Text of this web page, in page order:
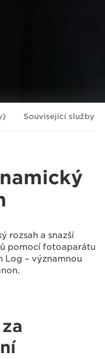
Související služby
rozsah a snazší
pomocí fotoaparátu
Log – významnou